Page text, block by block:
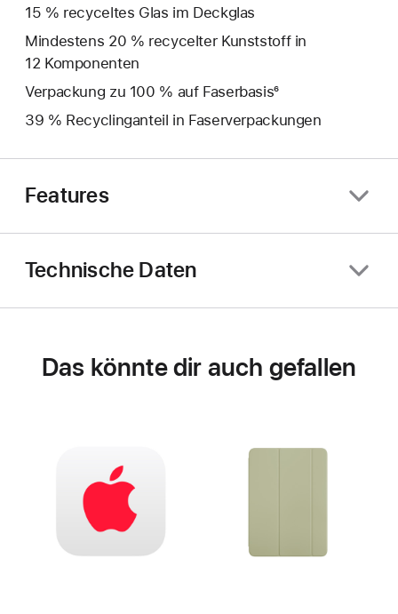
15 % recyceltes Glas im Deckglas
Mindestens 20 % recycelter Kunststoff in
12 Komponenten
Verpackung zu 100 % auf Faserbasis⁶
39 % Recyclinganteil in Faserverpackungen
Features
Technische Daten
Das könnte dir auch gefallen